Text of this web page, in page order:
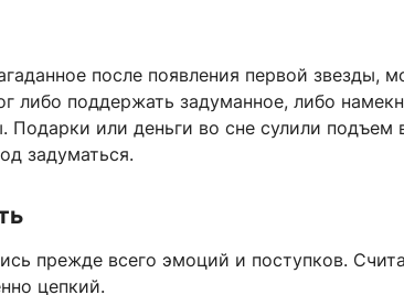
после появления первой звезды,
либо поддержать задуманное, либо
Подарки или деньги во сне сулили подъем
задуматься.
прежде всего эмоций и поступков.
цепкий.